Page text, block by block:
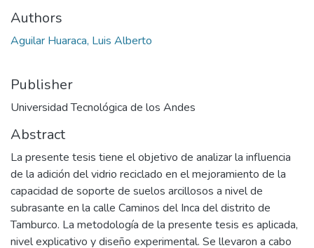
Authors
Aguilar Huaraca, Luis Alberto
Publisher
Universidad Tecnológica de los Andes
Abstract
La presente tesis tiene el objetivo de analizar la influencia
de la adición del vidrio reciclado en el mejoramiento de la
capacidad de soporte de suelos arcillosos a nivel de
subrasante en la calle Caminos del Inca del distrito de
Tamburco. La metodología de la presente tesis es aplicada,
nivel explicativo y diseño experimental. Se llevaron a cabo